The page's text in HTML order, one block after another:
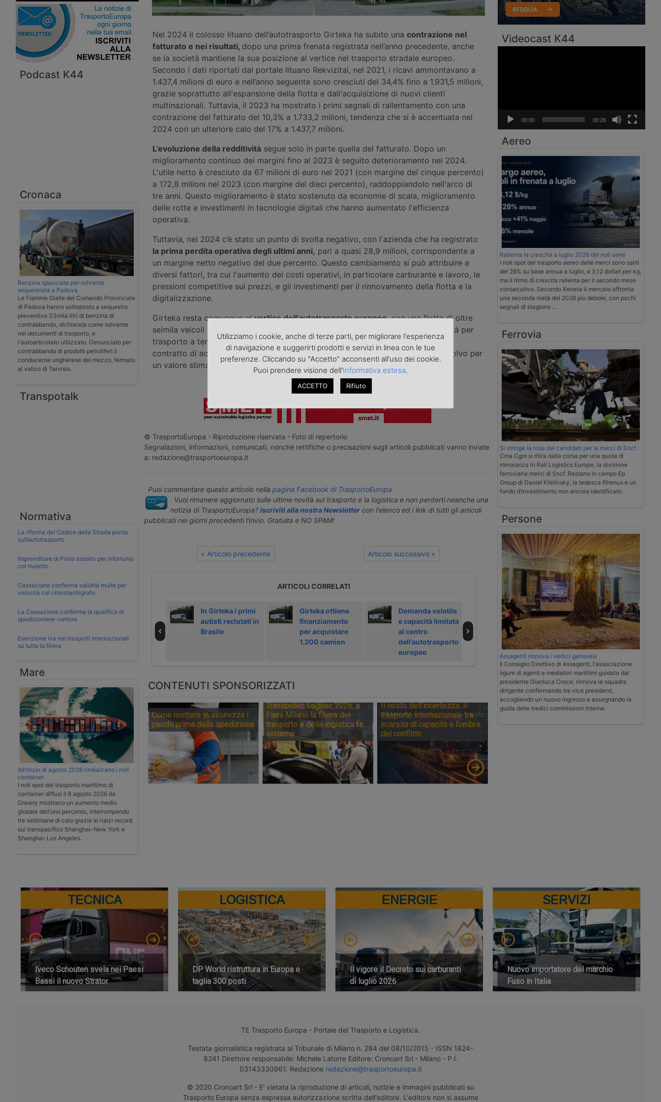
Podcast K44
Cronaca
Benzina spacciata per solvente
sequestrata a Padova
Le Fiamme Gialle del Comando Provinciale
di Padova hanno sottoposto a sequestro
preventivo 33mila litri di benzina di
contrabbando, dichiarata come solvente
nei documenti di trasporto, e
l'autoarticolato utilizzato. Denunciato per
contrabbando di prodotti petroliferi il
conducente ungherese del mezzo, fermato
al valico di Tarvisio.
Transpotalk
Normativa
La riforma del Codice della Strada punta
sull’autotrasporto
Imprenditore di Prato assolto per infortunio
col muletto
Cassazione conferma validità multe per
velocità col cronotachigrafo
La Cassazione conferma la qualifica di
spedizioniere-vettore
Esenzione Iva nei trasporti internazionali
su tutta la filiera
Mare
All’inizio di agosto 2026 rimbalzano i noli
container
I noli spot del trasporto marittimo di
container diffusi il 6 agosto 2026 da
Drewry mostrano un aumento medio
globale dell’uno percento, interrompendo
tre settimane di calo grazie ai rialzi record
sul transpacifico Shanghai-New York e
Shanghai-Los Angeles.
Nel 2024 il colosso lituano dell’autotrasporto Girteka ha subito una contrazione nel
fatturato e nei risultati, dopo una prima frenata registrata nell’anno precedente, anche
se la società mantiene la sua posizione al vertice nel trasporto stradale europeo.
Secondo i dati riportati dal portale lituano Rekvizitai, nel 2021, i ricavi ammontavano a
1.437,4 milioni di euro e nell’anno seguente sono cresciuti del 34,4% fino a 1.931,5 milioni,
grazie soprattutto all'espansione della flotta e dall'acquisizione di nuovi clienti
multinazionali. Tuttavia, il 2023 ha mostrato i primi segnali di rallentamento con una
contrazione del fatturato del 10,3% a 1.733,2 milioni, tendenza che si è accentuata nel
2024 con un ulteriore calo del 17% a 1.437,7 milioni.
L’evoluzione della redditività segue solo in parte quella del fatturato. Dopo un
miglioramento continuo dei margini fino al 2023 è seguito deterioramento nel 2024.
L'utile netto è cresciuto da 67 milioni di euro nel 2021 (con margine del cinque percento)
a 172,8 milioni nel 2023 (con margine del dieci percento), raddoppiandolo nell'arco di
tre anni. Questo miglioramento è stato sostenuto da economie di scala, miglioramento
delle rotte e investimenti in tecnologie digitali che hanno aumentato l'efficienza
operativa.
Tuttavia, nel 2024 c’è stato un punto di svolta negativo, con l'azienda che ha registrato
la prima perdita operativa degli ultimi anni, pari a quasi 28,9 milioni, corrispondente a
un margine netto negativo del due percento. Questo cambiamento si può attribuire a
diversi fattori, tra cui l'aumento dei costi operativi, in particolare carburante e lavoro, le
pressioni competitive sui prezzi, e gli investimenti per il rinnovamento della flotta e la
digitalizzazione.
Girteka resta comunque alvertice dell’autotrasporto europeo, con una flotta di oltre
seimila veicoli industriali e settemila semirimorchi, con una quota rilevante di unità per
trasporto a temperatura controllata. Nel 2025, la società ha siglato il più grande
contratto di acquisto di camion dell'anno in Europa, ordinando duemila veicoli Volvo per
un valore stimato superiore a 200 milioni di euro.
© TrasportoEuropa - Riproduzione riservata - Foto di repertorio
Segnalazioni, informazioni, comunicati, nonché rettifiche o precisazioni sugli articoli pubblicati vanno inviate
a: redazione@trasportoeuropa.it
Puoi commentare questo articolo nella pagina Facebook di TrasportoEuropa
Vuoi rimanere aggiornato sulle ultime novità sul trasporto e la logistica e non perderti neanche una
notizia di TrasportoEuropa? Iscriviti alla nostra Newslettercon l'elenco ed i link di tutti gli articoli
pubblicati nei giorni precedenti l'invio. Gratuita e NO SPAM!
« Articolo precedente Articolo successivo »
ARTICOLI CORRELATI
Girteka acquista
migliaia di
Goodyear
Girteka ordina un
Volvo
In Girteka i primi
autisti reclutati in
Brasile
Girteka ottiene
finanziamento
per acquistare
1.200 camion
Domanda volatile
e capacità limitata
al centro
dell’autotrasporto
europeo
Girteka ordina
duemila trattori
stradali a Volvo
Notizie brevi
trasporto e
logistica 5
febbraio 2025
CONTENUTI SPONSORIZZATI
Come mettere in sicurezza i
pacchi prima della spedizione
Transpotec Logitec 2026: a
Fiera Milano la filiera del
trasporto e della logistica fa
sistema
Il costo dell’incertezza: il
trasporto internazionale tra
scarsità di capacità e l’ombra
del conflitto
Videocast K44
00:00 08:26
Aereo
Rallenta la crescita a luglio 2026 dei noli aerei
I noli spot del trasporto aereo delle merci sono saliti
del 28% su base annua a luglio, a 3,12 dollari per kg,
ma il ritmo di crescita rallenta per il secondo mese
consecutivo. Secondo Xeneta il mercato affronta
una seconda metà del 2026 più debole, con pochi
segnali di stagione …
Ferrovia
Si stringe la rosa dei candidati per le merci di Sncf
Cma Cgm si ritira dalla corsa per una quota di
minoranza in Rail Logistics Europe, la divisione
ferroviaria merci di Sncf. Restano in campo Ep
Group di Daniel Křetínský, la tedesca Rhenus e un
fondo d’investimento non ancora identificato.
Persone
Assagenti rinnova i vertici genovesi
Il Consiglio Direttivo di Assagenti, l'associazione
ligure di agenti e mediatori marittimi guidata dal
presidente Gianluca Croce, rinnova la squadra
dirigente confermando tre vice presidenti,
accogliendo un nuovo ingresso e assegnando la
guida delle tredici commissioni interne.
TECNICA
Iveco Schouten svela nei Paesi
Bassi il nuovo Strator
LOGISTICA
DP World ristruttura in Europa e
taglia 300 posti
ENERGIE
Il vigore il Decreto sui carburanti
di luglio 2026
SERVIZI
Nuovo importatore del marchio
Fuso in Italia
TE Trasporto Europa - Portale del Trasporto e Logistica.
Testata giornalistica registrata al Tribunale di Milano n. 284 del 08/10/2015 - ISSN 1824-
8241 Direttore responsabile: Michele Latorre Editore: Cronoart Srl - Milano - P.I.
03143330961. Redazione redazione@trasportoeuropa.it
© 2020 Cronoart Srl - E' vietata la riproduzione di articoli, notizie e immagini pubblicati su
Trasporto Europa senza espressa autorizzazione scritta dell'editore. L'editore non si assume
Utilizziamo i cookie, anche di terze parti, per migliorare l'esperienza
di navigazione e suggerirti prodotti e servizi in linea con le tue
preferenze. Cliccando su "Accetto" acconsenti all'uso dei cookie.
Puoi prendere visione dell'Informativa estesa.
ACCETTO Rifiuto